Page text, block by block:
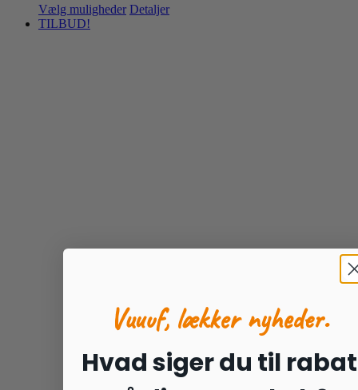
63.75 kr.
Vælg muligheder Dette
Detaljer
TILBUD!
Vuuuf, lækker nyheder.
Hvad siger du til rabat